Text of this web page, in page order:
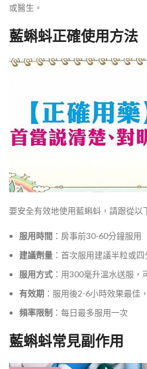
或醫生。
藍蝌蚪正確使用方法
要安全有效地使用藍蝌蚪，請跟從以
服用時間 ：房事前30-60分鐘服用
建議劑量 ：首次服用建議半粒或
服用方式 ：用300毫升溫水送服
有效期 ：服用後2-6小時效果最佳
頻率限制 ：每日最多服用一次
藍蝌蚪常見副作用